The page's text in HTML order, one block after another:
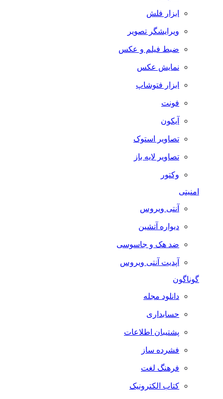
ابزار فلش
ویرایشگر تصویر
ضبط فيلم و عكس
نمایش عکس
ابزار فتوشاپ
فونت
آیکون
تصاویر استوک
تصاویر لایه باز
وکتور
امنیتی
آنتی ویروس
دیواره آتشین
ضد هک و جاسوسی
آپدیت آنتی ویروس
گوناگون
دانلود مجله
حسابداری
پشتیبان اطلاعات
فشرده ساز
فرهنگ لغت
کتاب الکترونیک